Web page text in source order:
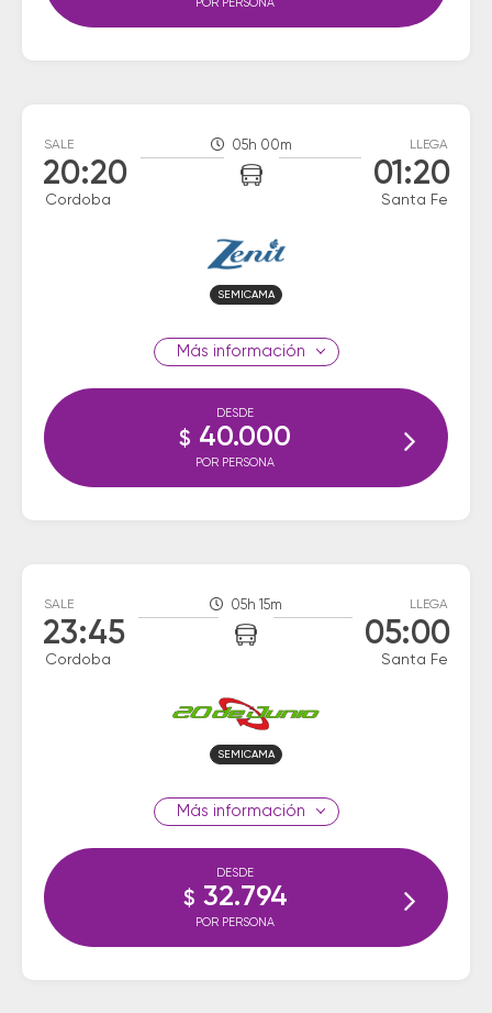
POR PERSONA
SALE
20:20
Cordoba
05h 00m LLEGA
01:20
Santa Fe
SEMICAMA
información
DESDE
$ 40.000
POR PERSONA
SALE
23:45
Cordoba
05h 15m LLEGA
05:00
Santa Fe
SEMICAMA
información
DESDE
$ 32.794
POR PERSONA